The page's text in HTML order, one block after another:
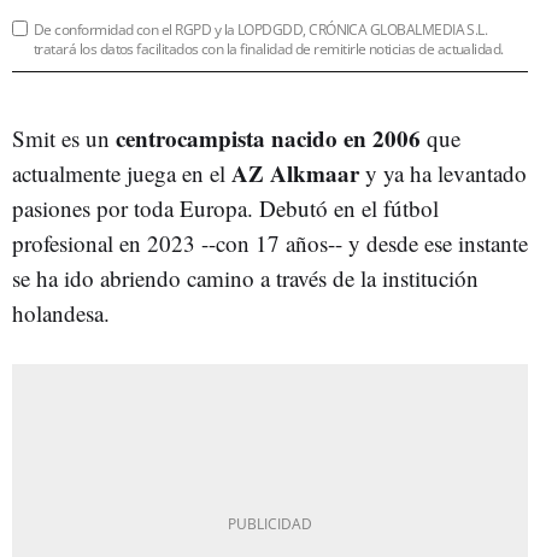
De conformidad con el RGPD y la LOPDGDD, CRÓNICA GLOBALMEDIA S.L.
tratará los datos facilitados con la finalidad de remitirle noticias de actualidad.
Smit es un centrocampista nacido en 2006 que
actualmente juega en el AZ Alkmaary ya ha levantado
pasiones por toda Europa. Debutó en el fútbol
profesional en 2023 --con 17 años-- y desde ese instante
se ha ido abriendo camino a través de la institución
holandesa.